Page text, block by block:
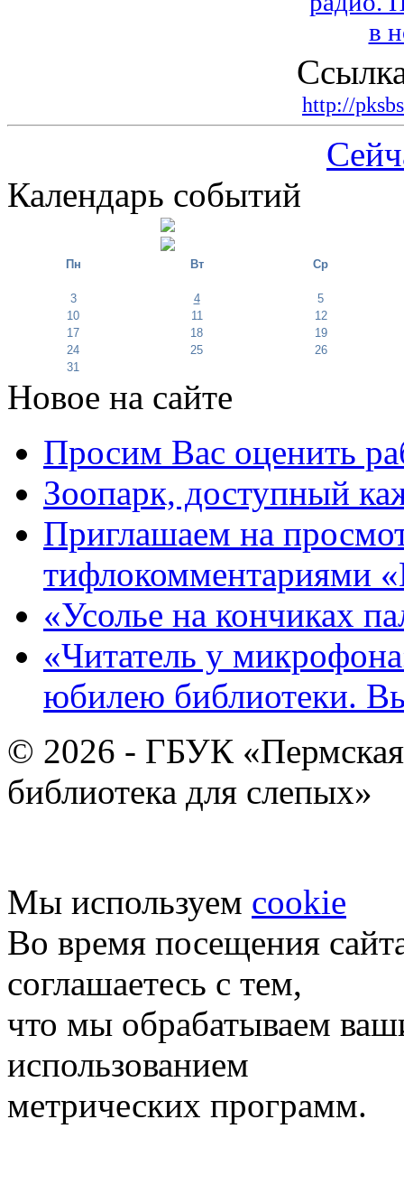
http://
Календарь событий
Пн Вт Ср
3 4
5
10
11
12
17
18
19
24
25
26
31
Новое на сайте
Просим Вас оценить
Зоопарк, доступный
Приглашаем на
тифлокомментариями
«Усолье на кончиках
«Читатель у
юбилею библиотеки.
© 2026 - ГБУК «Пермская
библиотека для слепых»
Мы используем cookie
Во время посещения
соглашаетесь с тем,
что мы обрабатываем
использованием
метрических программ.